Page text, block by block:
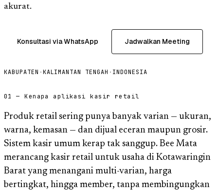
akurat.
Konsultasi via WhatsApp Jadwalkan Meeting
KABUPATEN ·KALIMANTAN TENGAH · INDONESIA
01 — Kenapa aplikasi kasir retail
Produk retail sering punya banyak varian — ukuran,
warna, kemasan — dan dijual eceran maupun grosir.
Sistem kasir umum kerap tak sanggup. Bee Mata
merancang kasir retail untuk usaha di Kotawaringin
Barat yang menangani multi-varian, harga
bertingkat, hingga member, tanpa membingungkan